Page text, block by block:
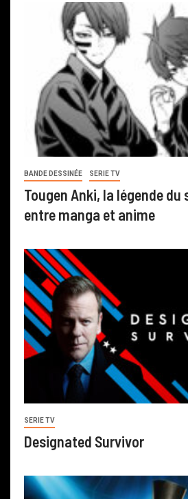
BANDE DESSINÉE SERIE TV
Tougen Anki, la légende
entre manga et anime
SERIE TV
Designated Survivor